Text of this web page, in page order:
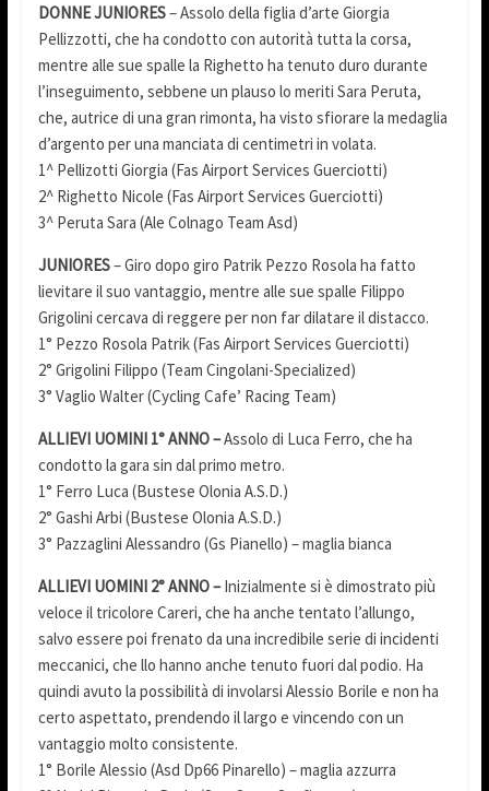
DONNE JUNIORES– Assolo della figlia d’arte Giorgia
Pellizzotti, che ha condotto con autorità tutta la corsa,
mentre alle sue spalle la Righetto ha tenuto duro durante
l’inseguimento, sebbene un plauso lo meriti Sara Peruta,
che, autrice di una gran rimonta, ha visto sfiorare la medaglia
d’argento per una manciata di centimetri in volata.
1^ Pellizotti Giorgia (Fas Airport Services Guerciotti)
2^ Righetto Nicole (Fas Airport Services Guerciotti)
3^ Peruta Sara (Ale Colnago Team Asd)
JUNIORES– Giro dopo giro Patrik Pezzo Rosola ha fatto
lievitare il suo vantaggio, mentre alle sue spalle Filippo
Grigolini cercava di reggere per non far dilatare il distacco.
1° Pezzo Rosola Patrik (Fas Airport Services Guerciotti)
2° Grigolini Filippo (Team Cingolani-Specialized)
3° Vaglio Walter (Cycling Cafe’ Racing Team)
ALLIEVI UOMINI 1° ANNO –Assolo di Luca Ferro, che ha
condotto la gara sin dal primo metro.
1° Ferro Luca (Bustese Olonia A.S.D.)
2° Gashi Arbi (Bustese Olonia A.S.D.)
3° Pazzaglini Alessandro (Gs Pianello) – maglia bianca
ALLIEVI UOMINI 2° ANNO –Inizialmente si è dimostrato più
veloce il tricolore Careri, che ha anche tentato l’allungo,
salvo essere poi frenato da una incredibile serie di incidenti
meccanici, che llo hanno anche tenuto fuori dal podio. Ha
quindi avuto la possibilità di involarsi Alessio Borile e non ha
certo aspettato, prendendo il largo e vincendo con un
vantaggio molto consistente.
1° Borile Alessio (Asd Dp66 Pinarello) – maglia azzurra